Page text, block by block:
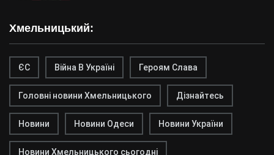
Хмельницький:
ЄС Війна В Україні Героям Слава
Головні новини Хмельницького Дізнайтесь
Новини Новини Одеси Новини України
Новини Хмельницького сьогодні